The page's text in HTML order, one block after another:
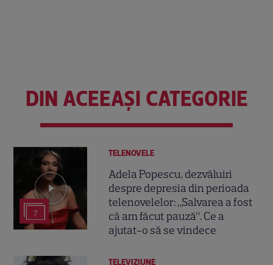
DIN ACEEAȘI CATEGORIE
7
TELENOVELE
Adela Popescu, dezvăluiri
despre depresia din perioada
telenovelelor: „Salvarea a fost
că am făcut pauză”. Ce a
ajutat-o să se vindece
TELEVIZIUNE